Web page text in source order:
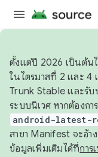
ตั้งแต่ปี 2026 เป็นต้นไ
ในไตรมาสที่ 2 และ 4
Trunk Stable และรับ
ระบบนิเวศ หากต้องก
android-latest-
สาขา Manifest จะอ้า
ข้อมูลเพิ่มเติมได้ที่การ